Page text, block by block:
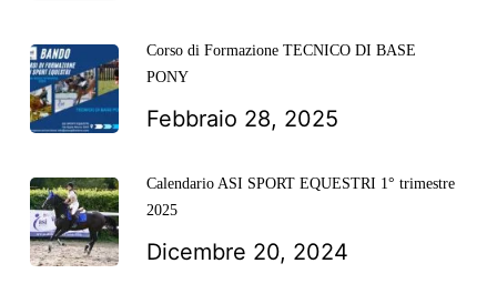
Corso di Formazione TECNICO DI BASE
PONY
Febbraio 28, 2025
Calendario ASI SPORT EQUESTRI 1° trimestre
2025
Dicembre 20, 2024